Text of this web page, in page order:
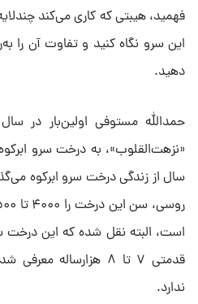
فهمید، هیبتی که کاری می‌کند
این سرو نگاه کنید و تفاوت آن را
دهید.
«نزهت‌القلوب»، به درخت سرو ابرکوه
سال از زندگی درخت سرو ابرکوه
است، البته نقل شده که این درخت
قدمتی ۷ تا ۸
ندارد.